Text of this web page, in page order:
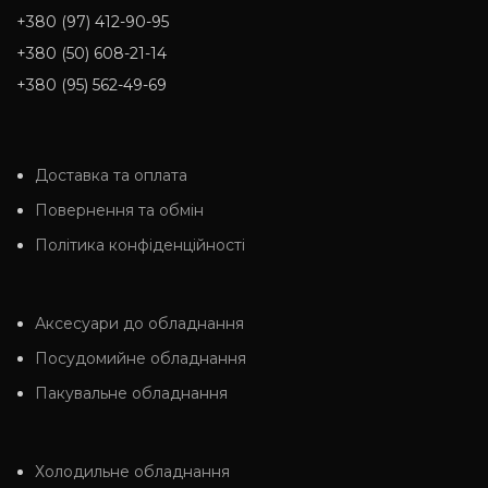
+380 (97) 412-90-95
+380 (50) 608-21-14
+380 (95) 562-49-69
Доставка та оплата
Повернення та обмін
Політика конфіденційності
Аксесуари до обладнання
Посудомийне обладнання
Пакувальне обладнання
Холодильне обладнання